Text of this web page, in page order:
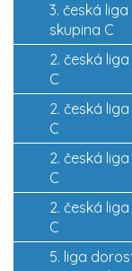
3. česká
skupina C
2. česká
C
2. česká
C
2. česká
C
2. česká
C
5. liga